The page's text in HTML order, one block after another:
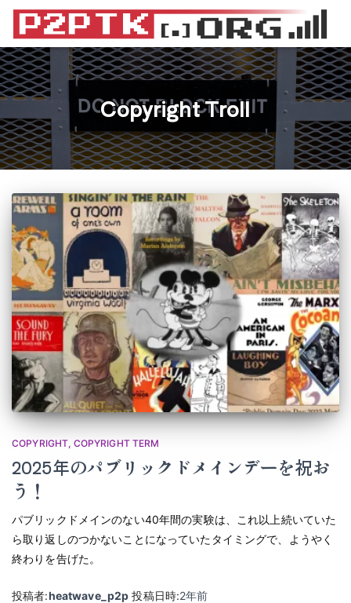
Copyright Troll
COPYRIGHT COPYRIGHT TERM
2025年のパブリックドメインデーを祝お
う！
パブリックドメインのない40年間の実験は、これ以上続いていた
ら取り返しのつかないことになっていたタイミングで、ようやく
終わりを告げた。
投稿者:heatwave_p2p 投稿日時:2年前